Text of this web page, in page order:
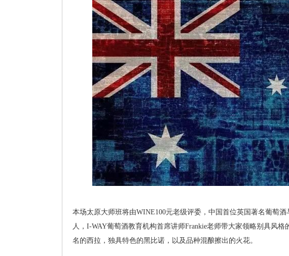
本场太原大师班将由WINE100元老级评委，中国首位英国著名葡萄
人，I-WAY葡萄酒教育机构首席讲师Frankie老师带大家领略别具风
名的西拉，独具特色的黑比诺，以及品种混酿擦出的火花。